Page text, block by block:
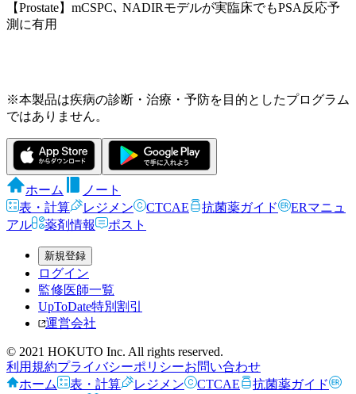
【Prostate】mCSPC､ NADIRモデルが実臨床でもPSA反応予
測に有用
※本製品は疾病の診断・治療・予防を目的としたプログラム
ではありません。
ホーム
ノート
表・計算
レジメン CTCAE 抗菌薬ガイド
ERマニュ
アル
薬剤情報 ポスト
新規登録
ログイン
監修医師一覧
UpToDate特別割引
運営会社
© 2021 HOKUTO Inc. All rights reserved.
利用規約プライバシーポリシーお問い合わせ
ホーム
表・計算 レジメン CTCAE
抗菌薬ガイド